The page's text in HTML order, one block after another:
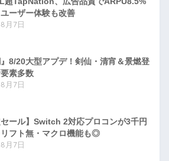
ーザー体験も改善
月7日
』8/20大型アプデ！剣仙・清宵＆景燃登
素多数
月7日
セール】Switch 2対応プロコンが3千円
フト無・マクロ機能も◎
月7日